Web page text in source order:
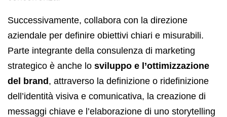
Successivamente, collabora con la direzione
aziendale per definire obiettivi chiari e misurabili.
Parte integrante della consulenza di marketing
strategico è anche lo sviluppo e l’ottimizzazione
del brand, attraverso la definizione o ridefinizione
dell’identità visiva e comunicativa, la creazione di
messaggi chiave e l’elaborazione di uno storytelling